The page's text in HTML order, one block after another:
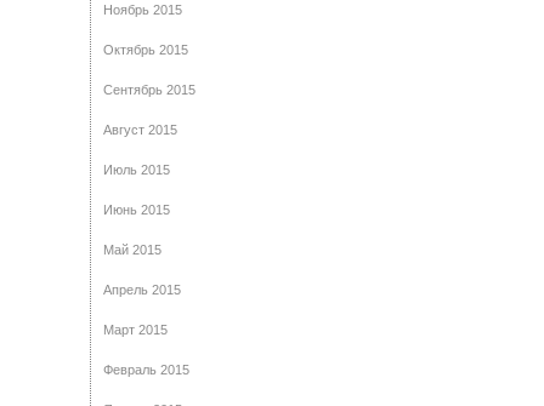
Ноябрь 2015
Октябрь 2015
Сентябрь 2015
Август 2015
Июль 2015
Июнь 2015
Май 2015
Апрель 2015
Март 2015
Февраль 2015